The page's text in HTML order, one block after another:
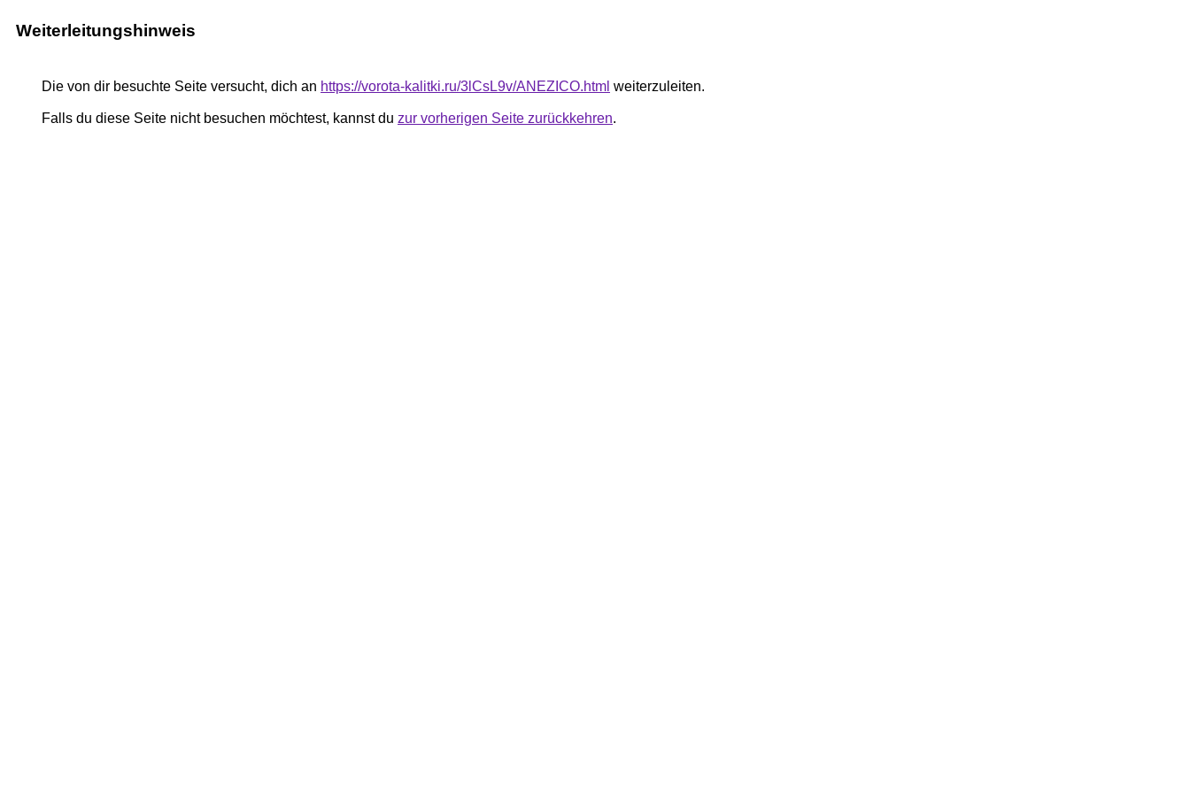
Weiterleitungshinweis
Die von dir besuchte Seite versucht, dich an https://vorota-kalitki.ru/3lCsL9v/ANEZICO.html weiterzuleiten.
Falls du diese Seite nicht besuchen möchtest, kannst du zur vorherigen Seite zurückkehren.